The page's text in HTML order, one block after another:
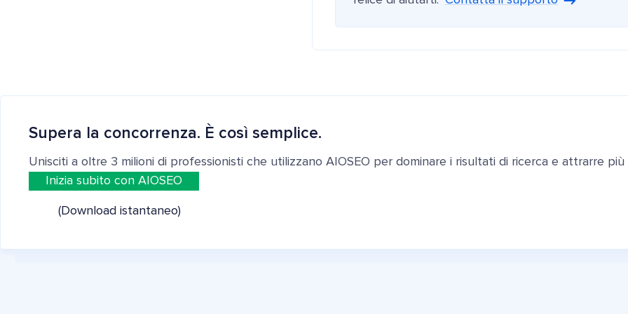
Supera la concorrenza. È così semplice.
Unisciti a oltre 3 milioni di professionisti che utilizzano AIOSEO per dominare i risultati di ricerca e attrarre più
Inizia subito con AIOSEO
(Download istantaneo)